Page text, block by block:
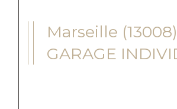
Marseille (13008)
GARAGE